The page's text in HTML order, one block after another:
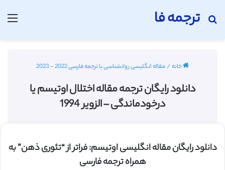
ترجمه فا
جستجو برای
خانه/مقاله انگلیسی روانشناسی با ترجمه فارسی 2022 - 2023
دانلود رایگان ترجمه مقاله اختلال اوتیسم یا
درخودماندگی – الزویر 1994
دانلود رایگان مقاله انگلیسی اوتیسم: فراتر از “تئوری ذهن” به
همراه ترجمه فارسی